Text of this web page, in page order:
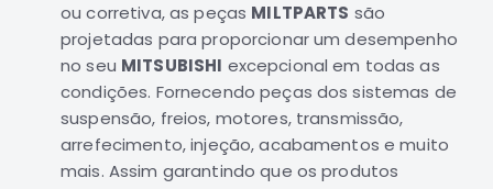
Correias
Filtros
Transmissão
Elétrica
Acessórios
ou corretiva, as peças MILTPARTS são
projetadas para proporcionar um desempenho
no seu MITSUBISHI excepcional em todas as
condições. Fornecendo peças dos sistemas de
suspensão, freios, motores, transmissão,
arrefecimento, injeção, acabamentos e muito
mais. Assim garantindo que os produtos